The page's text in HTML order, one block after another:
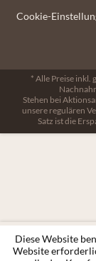
Cookie-
* Alle Preise inkl.
Stehen bei
unsere regulären
Satz ist die
Diese Website
Website